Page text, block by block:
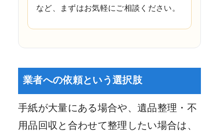
など、まずはお気軽にご相談ください。
業者への依頼という選択肢
手紙が大量にある場合や、遺品整理・不
用品回収と合わせて整理したい場合は、